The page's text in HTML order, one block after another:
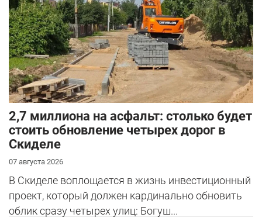
2,7 миллиона на асфальт: столько будет
стоить обновление четырех дорог в
Скиделе
07 августа 2026
В Скиделе воплощается в жизнь инвестиционный
проект, который должен кардинально обновить
облик сразу четырех улиц: Богуш...